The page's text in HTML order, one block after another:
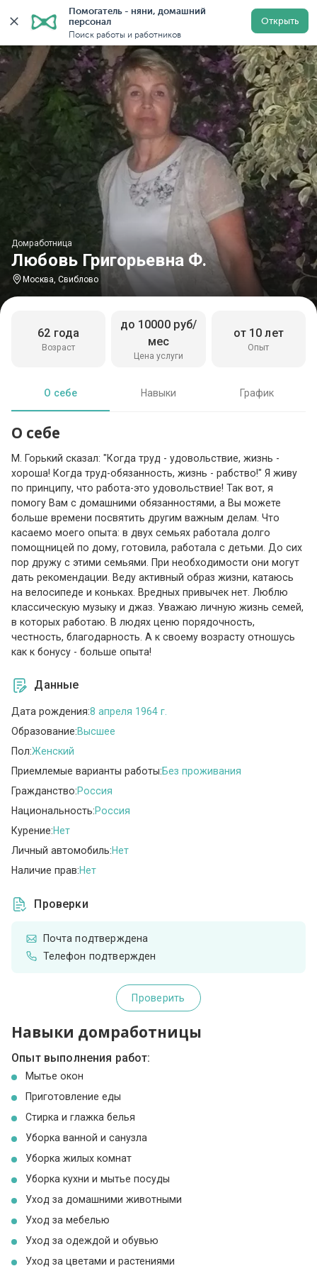
Помогатель - няни, домашний
персонал
Поиск работы и работников
Открыть
Главная Домработницы Домработницы в Москве
Любовь Григорьевна Ф.
Домработница
Москва, Свиблово
Возраст
62 года
Цена услуги
до 10000 руб/
мес
Опыт
от 10 лет
О себе Навыки График
О себе
М. Горький сказал: "Когда труд - удовольствие, жизнь -
хороша! Когда труд-обязанность, жизнь - рабство!" Я живу
по принципу, что работа-это удовольствие! Так вот, я
помогу Вам с домашними обязанностями, а Вы можете
больше времени посвятить другим важным делам. Что
касаемо моего опыта: в двух семьях работала долго
помощницей по дому, готовила, работала с детьми. До сих
пор дружу с этими семьями. При необходимости они могут
дать рекомендации. Веду активный образ жизни, катаюсь
на велосипеде и коньках. Вредных привычек нет. Люблю
классическую музыку и джаз. Уважаю личную жизнь семей,
в которых работаю. В людях ценю порядочность,
честность, благодарность. А к своему возрасту отношусь
как к бонусу - больше опыта!
Данные
Дата рождения:8 апреля 1964 г.
Образование:Высшее
Пол:Женский
Приемлемые варианты работы:Без проживания
Гражданство:Россия
Национальность:Россия
Курение:Нет
Личный автомобиль:Нет
Наличие прав:Нет
Проверки
Почта подтверждена
Телефон подтвержден
Проверить
Навыки домработницы
Опыт выполнения работ:
Мытье окон
Приготовление еды
Стирка и глажка белья
Уборка ванной и санузла
Уборка жилых комнат
Уборка кухни и мытье посуды
Уход за домашними животными
Уход за мебелью
Уход за одеждой и обувью
Уход за цветами и растениями